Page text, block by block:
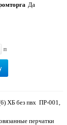
Да
п
ХБ без пвх ПР-001,
перчатки